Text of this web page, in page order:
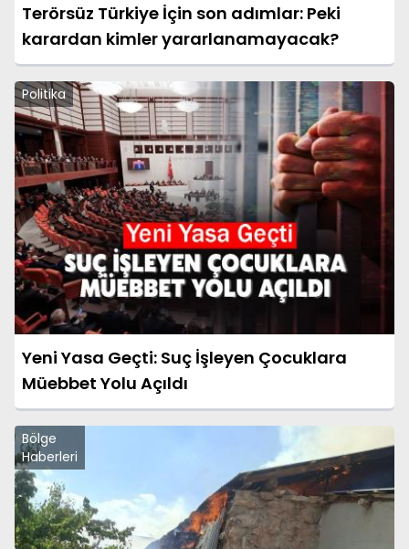
Terörsüz Türkiye İçin son adımlar: Peki
karardan kimler yararlanamayacak?
Politika
Yeni Yasa Geçti: Suç İşleyen Çocuklara
Müebbet Yolu Açıldı
Bölge
Haberleri